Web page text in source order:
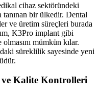
cihaz sektöründeki
tanınan bir ülkedir. Dental
ve üretim süreçleri burada
K3Pro implant gibi
mümkün kılar.
süreklilik sayesinde yeni
Kalite Kontrolleri